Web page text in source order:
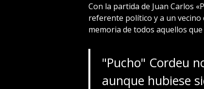
Con la partida de Juan Carlos
referente político y a un
memoria de todos aquellos
"Pucho" Cordeu
aunque hubiese